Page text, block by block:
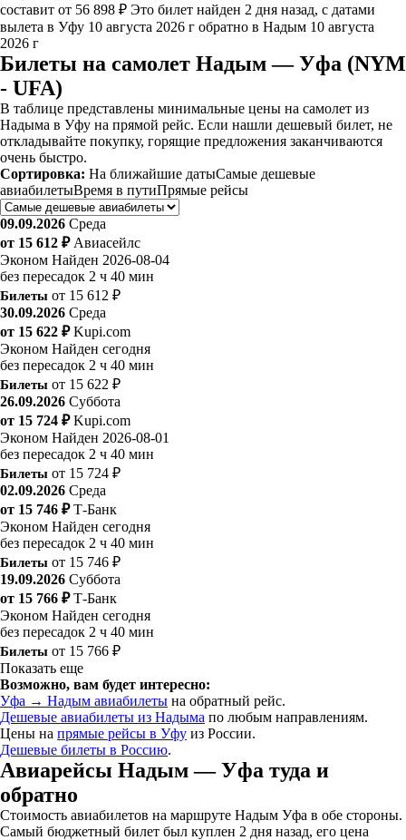
составит от 56 898 ₽ Это билет найден 2 дня назад, с датами
вылета в Уфу 10 августа 2026 г обратно в Надым 10 августа
2026 г
Билеты на самолет Надым — Уфа (NYM
- UFA)
В таблице представлены минимальные цены на самолет из
Надыма в Уфу на прямой рейс. Если нашли дешевый билет, не
откладывайте покупку, горящие предложения заканчиваются
очень быстро.
Сортировка: На ближайшие датыСамые дешевые
авиабилетыВремя в путиПрямые рейсы
09.09.2026 Среда
от 15 612 ₽ Авиасейлс
Эконом Найден 2026-08-04
без пересадок 2 ч 40 мин
Билеты от 15 612 ₽
30.09.2026 Среда
от 15 622 ₽ Kupi.com
Эконом Найден сегодня
без пересадок 2 ч 40 мин
Билеты от 15 622 ₽
26.09.2026 Суббота
от 15 724 ₽ Kupi.com
Эконом Найден 2026-08-01
без пересадок 2 ч 40 мин
Билеты от 15 724 ₽
02.09.2026 Среда
от 15 746 ₽ Т-Банк
Эконом Найден сегодня
без пересадок 2 ч 40 мин
Билеты от 15 746 ₽
19.09.2026 Суббота
от 15 766 ₽ Т-Банк
Эконом Найден сегодня
без пересадок 2 ч 40 мин
Билеты от 15 766 ₽
Показать еще
Возможно, вам будет интересно:
Уфа → Надым авиабилеты на обратный рейс.
Дешевые авиабилеты из Надыма по любым направлениям.
Цены на прямые рейсы в Уфу из России.
Дешевые билеты в Россию.
Авиарейсы Надым — Уфа туда и
обратно
Стоимость авиабилетов на маршруте Надым Уфа в обе стороны.
Самый бюджетный билет был куплен 2 дня назад, его цена